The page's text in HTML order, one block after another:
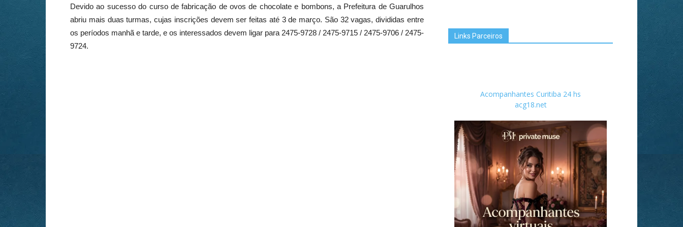
Devido ao sucesso do curso de fabricação de ovos de chocolate e bombons, a Prefeitura de Guarulhos
abriu mais duas turmas, cujas inscrições devem ser feitas até 3 de março. São 32 vagas, divididas entre
os períodos manhã e tarde, e os interessados devem ligar para 2475-9728 / 2475-9715 / 2475-9706 / 2475-
9724.
Links Parceiros
Acompanhantes Curitiba 24 hs
acg18.net